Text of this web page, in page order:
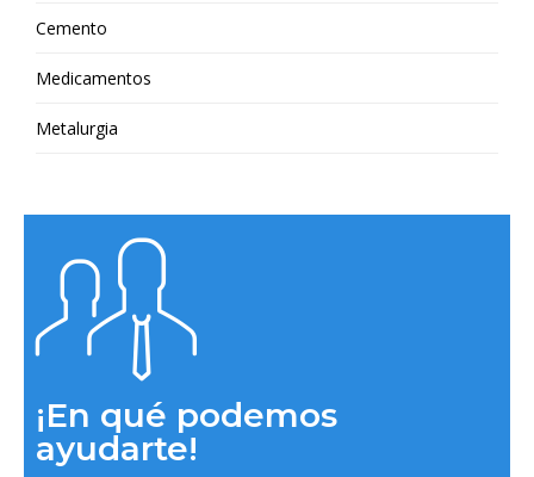
Cemento
Medicamentos
Metalurgia
¡En qué podemos
ayudarte!